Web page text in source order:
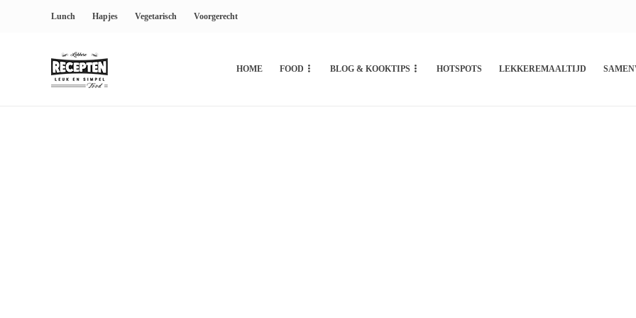
Lunch Hapjes Vegetarisch Voorgerecht
HOME FOOD BLOG & KOOKTIPS HOTSPOTS LEKKEREMAALTIJD